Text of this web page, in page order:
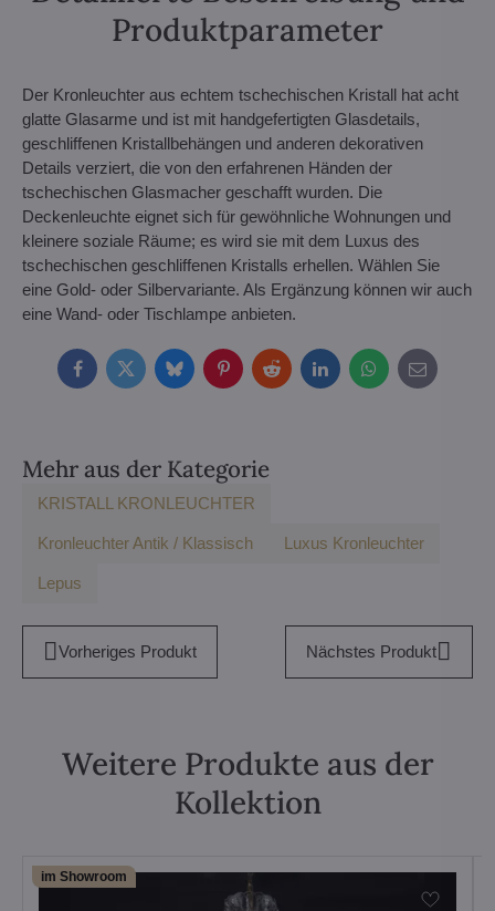
Produktparameter
Der Kronleuchter aus echtem tschechischen Kristall hat acht
glatte Glasarme und ist mit handgefertigten Glasdetails,
geschliffenen Kristallbehängen und anderen dekorativen
Details verziert, die von den erfahrenen Händen der
tschechischen Glasmacher geschafft wurden. Die
Deckenleuchte eignet sich für gewöhnliche Wohnungen und
kleinere soziale Räume; es wird sie mit dem Luxus des
tschechischen geschliffenen Kristalls erhellen. Wählen Sie
eine Gold- oder Silbervariante. Als Ergänzung können wir auch
eine Wand- oder Tischlampe anbieten.
FacebookTwitterBlueskyPinterestRedditLinkedInWhatsApp
E-
mail
Mehr aus der Kategorie
KRISTALL KRONLEUCHTER
Kronleuchter Antik / Klassisch Luxus Kronleuchter
Lepus
Vorheriges Produkt Nächstes Produkt
Weitere Produkte aus der
Kollektion
im Showroom